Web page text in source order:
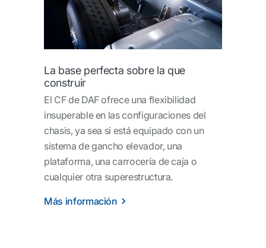
La base perfecta sobre la que
construir
El CF de DAF ofrece una flexibilidad
insuperable en las configuraciones del
chasis, ya sea si está equipado con un
sistema de gancho elevador, una
plataforma, una carrocería de caja o
cualquier otra superestructura.
Más información